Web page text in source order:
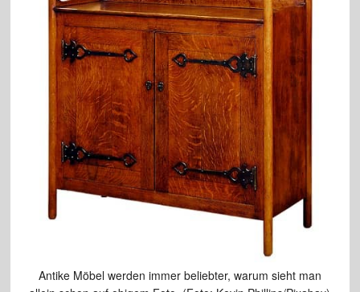
Antike Möbel werden immer beliebter, warum sieht man